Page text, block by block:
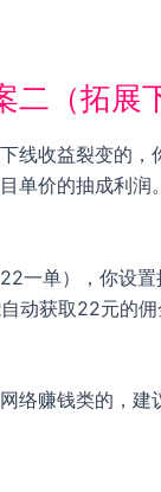
二（拓展
线收益裂变的
单价的抽成利
一单），你设
动获取22元的
络赚钱类的，建